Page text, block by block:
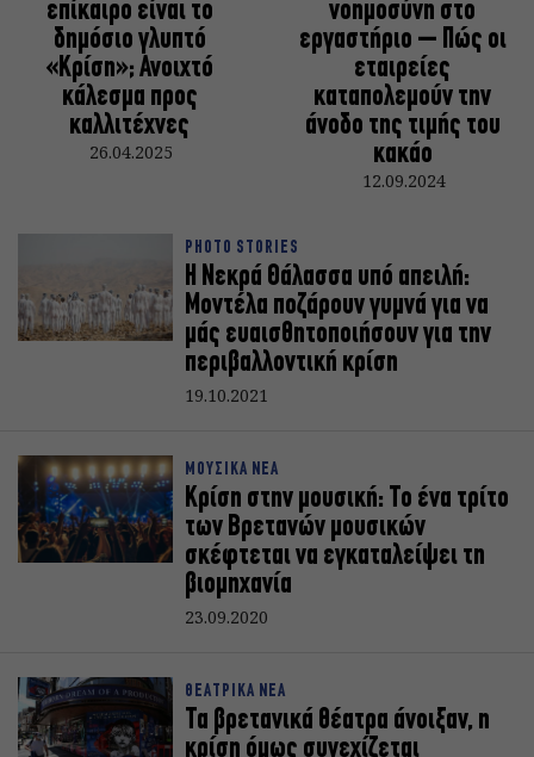
επίκαιρο είναι το
δημόσιο γλυπτό
«Κρίση»; Ανοιχτό
κάλεσμα προς
καλλιτέχνες
26.04.2025
νοημοσύνη στο
εργαστήριο – Πώς οι
εταιρείες
καταπολεμούν την
άνοδο της τιμής του
κακάο
12.09.2024
PHOTO STORIES
H Νεκρά Θάλασσα υπό απειλή:
Μοντέλα ποζάρουν γυμνά για να
μάς ευαισθητοποιήσουν για την
περιβαλλοντική κρίση
19.10.2021
ΜΟΥΣΙΚΑ ΝΕΑ
Κρίση στην μουσική: Το ένα τρίτο
των Βρετανών μουσικών
σκέφτεται να εγκαταλείψει τη
βιομηχανία
23.09.2020
ΘΕΑΤΡΙΚΑ ΝΕΑ
Τα βρετανικά θέατρα άνοιξαν, η
κρίση όμως συνεχίζεται